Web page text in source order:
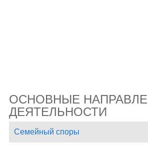
ОСНОВНЫЕ
ДЕЯТЕЛЬНОСТИ
Семейный споры